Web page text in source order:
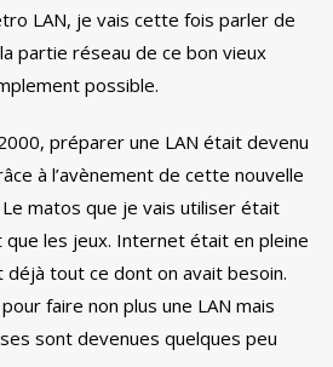
LAN, je vais cette fois parler de
partie réseau de ce bon vieux
possible.
préparer une LAN était devenu
à l’avènement de cette nouvelle
matos que je vais utiliser était
que les jeux. Internet était en pleine
déjà tout ce dont on avait besoin.
faire non plus une LAN mais
sont devenues quelques peu